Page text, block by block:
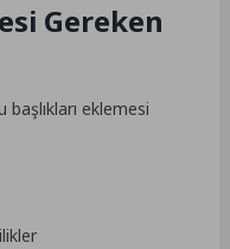
Gereken
başlıkları eklemesi